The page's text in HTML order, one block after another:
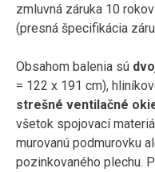
zmluvná záruka 10
(presná špecifikácia
Obsahom balenia sú
= 122 x 191 cm),
strešné ventilačné
všetok spojovací
murovanú podmurovku
pozinkovaného plechu.